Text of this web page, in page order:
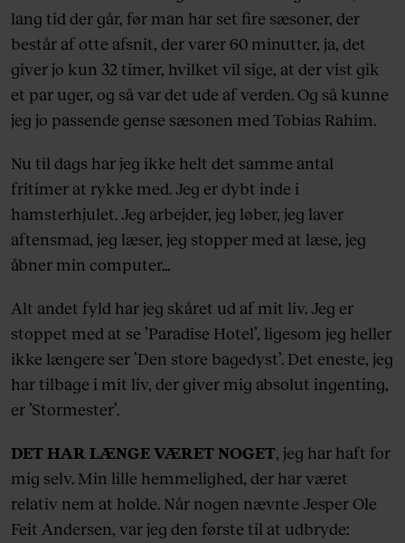
lang tid der går, før man har set fire sæsoner, der
består af otte afsnit, der varer 60 minutter, ja, det
giver jo kun 32 timer, hvilket vil sige, at der vist gik
et par uger, og så var det ude af verden. Og så kunne
jeg jo passende gense sæsonen med Tobias Rahim.
Nu til dags har jeg ikke helt det samme antal
fritimer at rykke med. Jeg er dybt inde i
hamsterhjulet. Jeg arbejder, jeg løber, jeg laver
aftensmad, jeg læser, jeg stopper med at læse, jeg
åbner min computer…
Alt andet fyld har jeg skåret ud af mit liv. Jeg er
stoppet med at se ’Paradise Hotel’, ligesom jeg heller
ikke længere ser ’Den store bagedyst’. Det eneste, jeg
har tilbage i mit liv, der giver mig absolut ingenting,
er ’Stormester’.
DET HAR LÆNGE VÆRET NOGET, jeg har haft for
mig selv. Min lille hemmelighed, der har været
relativ nem at holde. Når nogen nævnte Jesper Ole
Feit Andersen, var jeg den første til at udbryde: